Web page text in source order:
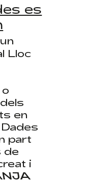
es
Lloc
, o
en
part
de
i